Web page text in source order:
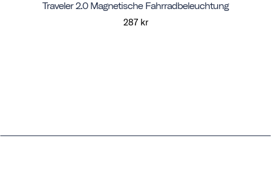
Traveler 2.0 Magnetische Fahrradbeleuchtung
287 kr